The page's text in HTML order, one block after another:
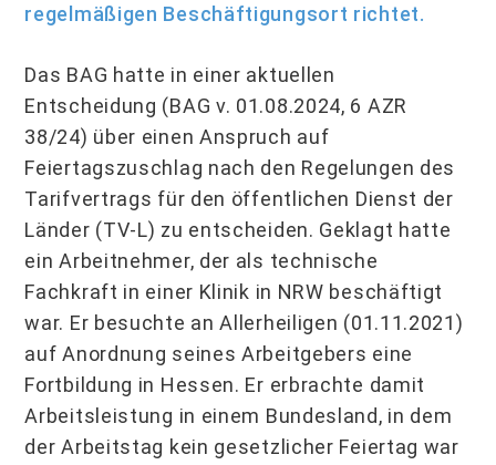
regelmäßigen Beschäftigungsort richtet.
Das BAG hatte in einer aktuellen
Entscheidung (BAG v. 01.08.2024, 6 AZR
38/24) über einen Anspruch auf
Feiertagszuschlag nach den Regelungen des
Tarifvertrags für den öffentlichen Dienst der
Länder (TV-L) zu entscheiden. Geklagt hatte
ein Arbeitnehmer, der als technische
Fachkraft in einer Klinik in NRW beschäftigt
war. Er besuchte an Allerheiligen (01.11.2021)
auf Anordnung seines Arbeitgebers eine
Fortbildung in Hessen. Er erbrachte damit
Arbeitsleistung in einem Bundesland, in dem
der Arbeitstag kein gesetzlicher Feiertag war